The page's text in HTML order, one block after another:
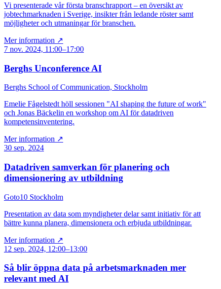
Vi presenterade vår första branschrapport – en översikt av
jobtechmarknaden i Sverige, insikter från ledande röster samt
möjligheter och utmaningar för branschen.
Mer information ↗
7 nov. 2024, 11:00–17:00
Berghs Unconference AI
Berghs School of Communication, Stockholm
Emelie Fågelstedt höll sessionen "AI shaping the future of work"
och Jonas Bäckelin en workshop om AI för datadriven
kompetensinventering.
Mer information ↗
30 sep. 2024
Datadriven samverkan för planering och
dimensionering av utbildning
Goto10 Stockholm
Presentation av data som myndigheter delar samt initiativ för att
bättre kunna planera, dimensionera och erbjuda utbildningar.
Mer information ↗
12 sep. 2024, 12:00–13:00
Så blir öppna data på arbetsmarknaden mer
relevant med AI